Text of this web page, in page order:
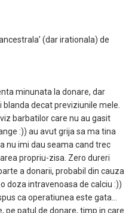
(dar irationala) de
minunata la donare, dar
decat previziunile mele.
barbatilor care nu au gasit
:)) au avut grija sa ma tina
nu imi dau seama cand trec
propriu-zisa. Zero dureri
a donarii, probabil din cauza
doza intravenoasa de calciu :))
ca operatiunea este gata…
pe patul de donare, timp in care